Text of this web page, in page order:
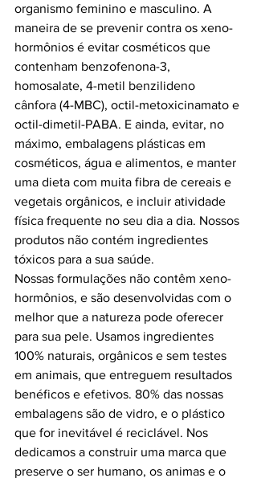
organismo feminino e masculino. A
maneira de se prevenir contra os xeno-
hormônios é evitar cosméticos que
contenham benzofenona-3,
homosalate, 4-metil benzilideno
cânfora (4-MBC), octil-metoxicinamato e
octil-dimetil-PABA. E ainda, evitar, no
máximo, embalagens plásticas em
cosméticos, água e alimentos, e manter
uma dieta com muita fibra de cereais e
vegetais orgânicos, e incluir atividade
física frequente no seu dia a dia. Nossos
produtos não contém ingredientes
tóxicos para a sua saúde.
Nossas formulações não contêm xeno-
hormônios, e são desenvolvidas com o
melhor que a natureza pode oferecer
para sua pele. Usamos ingredientes
100% naturais, orgânicos e sem testes
em animais, que entreguem resultados
benéficos e efetivos. 80% das nossas
embalagens são de vidro, e o plástico
que for inevitável é reciclável. Nos
dedicamos a construir uma marca que
preserve o ser humano, os animas e o